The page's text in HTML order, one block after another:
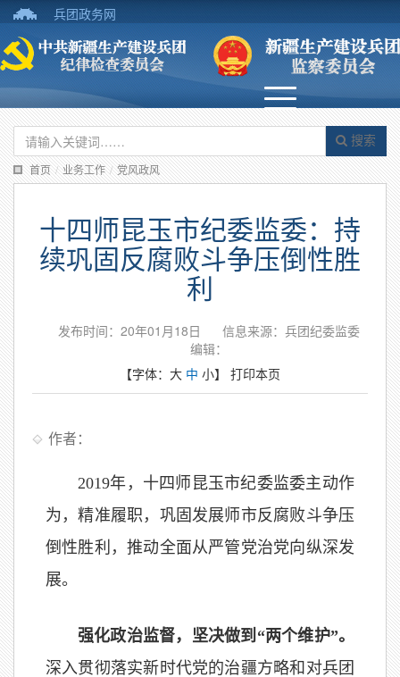
兵团政务网
搜索
首页 / 业务工作 / 党风政风
十四师昆玉市纪委监委：持
续巩固反腐败斗争压倒性胜
利
发布时间：20年01月18日
信息来源：兵团纪委监委
编辑：
【字体： 大 中 小】 打印本页
作者：
2019年，十四师昆玉市纪委监委主动作
为，精准履职，巩固发展师市反腐败斗争压
倒性胜利，推动全面从严管党治党向纵深发
展。
强化政治监督，坚决做到“两个维护”。
深入贯彻落实新时代党的治疆方略和对兵团